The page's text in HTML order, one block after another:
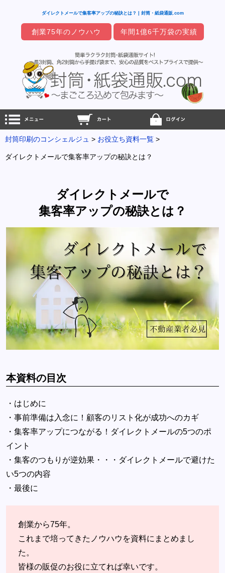
ダイレクトメールで集客率アップの秘訣とは？ | 封筒・紙袋通販.com
創業75年のノウハウ 年間1億6千万袋の実績
封筒印刷のコンシェルジュ お役立ち資料一覧
ダイレクトメールで集客率アップの秘訣とは？
ダイレクトメールで
集客率アップの秘訣とは？
本資料の目次
・はじめに
・事前準備は入念に！顧客のリスト化が成功へのカギ
・集客率アップにつながる！ダイレクトメールの5つのポ
イント
・集客のつもりが逆効果・・・ダイレクトメールで避けた
い5つの内容
・最後に
創業から75年。
これまで培ってきたノウハウを資料にまとめまし
た。
皆様の販促のお役に立てれば幸いです。